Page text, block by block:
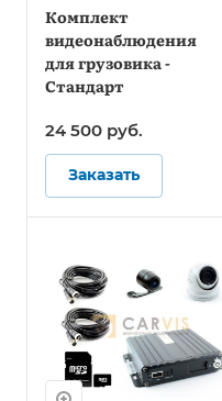
Комплект
видеонаблюдения
для грузовика -
Стандарт
24 500 руб.
Заказать